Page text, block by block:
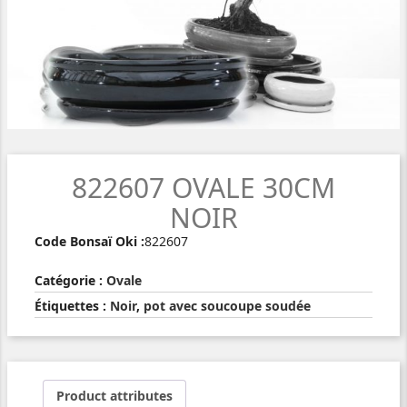
822607 OVALE 30CM
NOIR
Code Bonsaï Oki :822607
Catégorie : Ovale
Étiquettes : Noir, pot avec soucoupe soudée
Product attributes